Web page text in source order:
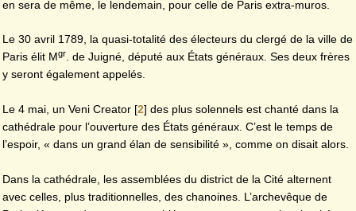
en sera de même, le lendemain, pour celle de Paris extra-muros.
Le 30 avril 1789, la quasi-totalité des électeurs du clergé de la ville de
Paris élit Mgr. de Juigné, député aux États généraux. Ses deux frères
y seront également appelés.
Le 4 mai, un Veni Creator [2] des plus solennels est chanté dans la
cathédrale pour l’ouverture des États généraux. C’est le temps de
l’espoir, « dans un grand élan de sensibilité », comme on disait alors.
Dans la cathédrale, les assemblées du district de la Cité alternent
avec celles, plus traditionnelles, des chanoines. L’archevêque de